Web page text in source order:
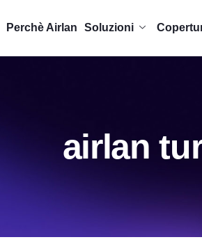
Perchè Airlan Soluzioni
airlan